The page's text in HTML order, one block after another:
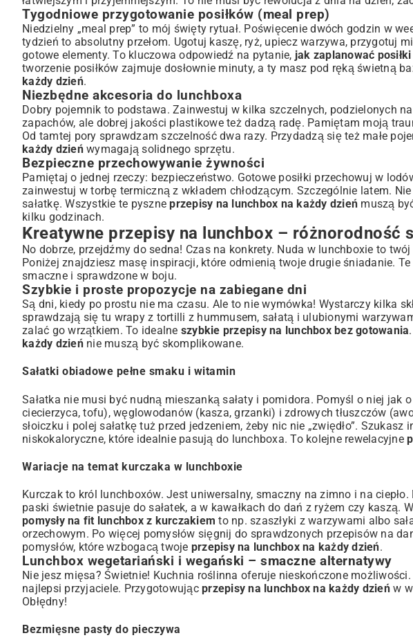
Tygodniowe przygotowanie posiłków (meal prep)
Niedzielny „meal prep” to mój święty rytuał. Poświęcenie dwóch godzin w
tydzień to absolutny przełom. Ugotuj kaszę, ryż, upiecz warzywa, przygotuj
gotowe elementy. To kluczowa odpowiedź na pytanie, jak zaplanować
tworzenie posiłków zajmuje dosłownie minuty, a ty masz pod ręką świetną
każdy dzień.
Niezbędne akcesoria do lunchboxa
Dobry pojemnik to podstawa. Zainwestuj w kilka szczelnych, podzielonych
zapachów, ale dobrej jakości plastikowe też dadzą radę. Pamiętam moją
Od tamtej pory sprawdzam szczelność dwa razy. Przydadzą się też małe
każdy dzieńwymagają solidnego sprzętu.
Bezpieczne przechowywanie żywności
Pamiętaj o jednej rzeczy: bezpieczeństwo. Gotowe posiłki przechowuj w
zainwestuj w torbę termiczną z wkładem chłodzącym. Szczególnie latem.
sałatkę. Wszystkie te pyszneprzepisy na lunchbox na każdy dzień muszą
kilku godzinach.
Kreatywne przepisy na lunchbox – różnorodność
No dobrze, przejdźmy do sedna! Czas na konkrety. Nuda w lunchboxie to
Poniżej znajdziesz masę inspiracji, które odmienią twoje drugie śniadanie. Te
smaczne i sprawdzone w boju.
Szybkie i proste propozycje na zabiegane dni
Są dni, kiedy po prostu nie ma czasu. Ale to nie wymówka! Wystarczy kilka
sprawdzają się tu wrapy z tortilli z hummusem, sałatą i ulubionymi
zalać go wrzątkiem. To idealne szybkie przepisy na lunchbox bez gotowania
każdy dzieńnie muszą być skomplikowane.
Sałatki obiadowe pełne smaku i witamin
Sałatka nie musi być nudną mieszanką sałaty i pomidora. Pomyśl o niej jak
ciecierzyca, tofu), węglowodanów (kasza, grzanki) i zdrowych tłuszczów
słoiczku i polej sałatkę tuż przed jedzeniem, żeby nic nie „zwiędło”. Szukasz
niskokaloryczne, które idealnie pasują do lunchboxa. To kolejne rewelacyjne
Wariacje na temat kurczaka w lunchboxie
Kurczak to król lunchboxów. Jest uniwersalny, smaczny na zimno i na
paski świetnie pasuje do sałatek, a w kawałkach do dań z ryżem czy
pomysły na fit lunchbox z kurczakiem to np. szaszłyki z warzywami albo
orzechowym. Po więcej pomysłów sięgnij do sprawdzonych przepisów na
pomysłów, które wzbogacą twoje przepisy na lunchbox na każdy dzień.
Lunchbox wegetariański i wegański – smaczne alternatywy
Nie jesz mięsa? Świetnie! Kuchnia roślinna oferuje nieskończone
najlepsi przyjaciele. Przygotowując przepisy na lunchbox na każdy dzieńw
Obłędny!
Bezmięsne pasty do pieczywa